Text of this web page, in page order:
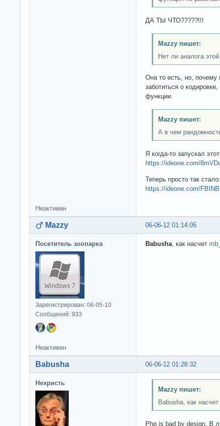
ДА ТЫ ЧТО?????!!!
Mazzy пишет:
Нет ли аналога
Она то есть, но,
заботиться о
функции.
Mazzy пишет:
А в чем
Я когда-то запускал
https://ideone.com/
Теперь просто так стало:
https://ideone.com/FBINB
Неактивен
06-06-12 01:14:05
Mazzy
Посетитель зоопарка
Зарегистрирован: 06-05-10
Сообщений: 933
Babusha , как насчет
Неактивен
06-06-12 01:28:32
Babusha
Нехристь
Mazzy пишет:
Babusha, как
Php is bad by design. В